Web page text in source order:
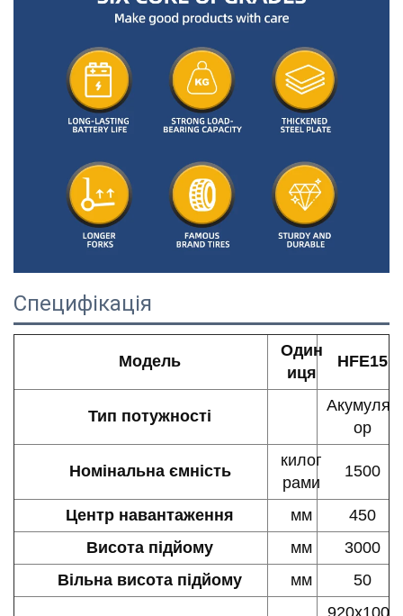
Специфікація
Модель
Один
иця
HFE15
Тип потужності
Акумулят
ор
Номінальна ємність
килог
рами
1500
Центр навантаження мм
450
Висота підйому
мм
3000
Вільна висота підйому
мм 50